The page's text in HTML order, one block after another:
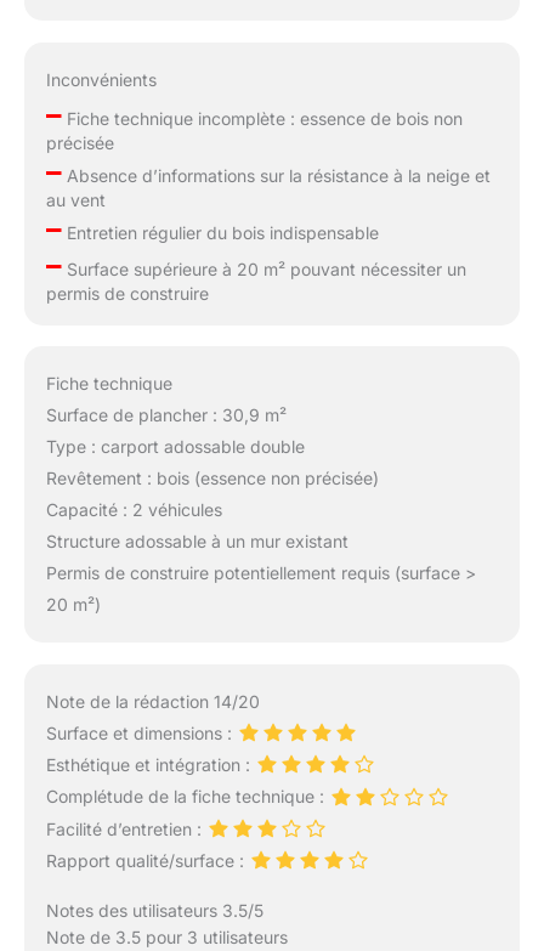
Inconvénients
–Fiche technique incomplète : essence de bois non
précisée
–Absence d’informations sur la résistance à la neige et
au vent
–Entretien régulier du bois indispensable
–Surface supérieure à 20 m² pouvant nécessiter un
permis de construire
Fiche technique
Surface de plancher : 30,9 m²
Type : carport adossable double
Revêtement : bois (essence non précisée)
Capacité : 2 véhicules
Structure adossable à un mur existant
Permis de construire potentiellement requis (surface >
20 m²)
Note de la rédaction 14/20
Surface et dimensions :
Esthétique et intégration :
Complétude de la fiche technique :
Facilité d’entretien :
Rapport qualité/surface :
Notes des utilisateurs 3.5/5
Note de 3.5 pour 3 utilisateurs